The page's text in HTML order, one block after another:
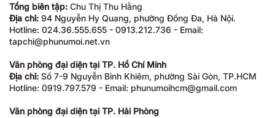
Tổng biên tập: Chu Thị Thu Hằng
Địa chỉ: 94 Nguyễn Hy Quang, phường Đống Đa, Hà Nội.
Hotline: 024.36.555.655 - 0913.212.736 - Email:
tapchi@phunumoi.net.vn
Văn phòng đại diện tại TP. Hồ Chí Minh
Địa chỉ: Số 7-9 Nguyễn Bỉnh Khiêm, phường Sài Gòn, TP.HCM
Hotline: 0919.797.579 - Email: phunumoihcm@gmail.com
Văn phòng đại diện tại TP. Hải Phòng